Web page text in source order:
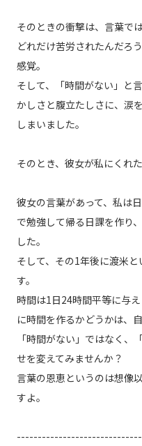
そのときの衝撃は、言葉で
どれだけ苦労されたんだろ
感覚。
そして、「時間がない」と
かしさと腹立たしさに、涙
しまいました。
そのとき、彼女が私にくれ
彼女の言葉があって、私は
で勉強して帰る日課を作り
した。
そして、その1年後に渡米
す。
時間は1日24時間平等に与
に時間を作るかどうかは、
「時間がない」ではなく、
せを変えてみませんか？
言葉の恩恵というのは想像
すよ。